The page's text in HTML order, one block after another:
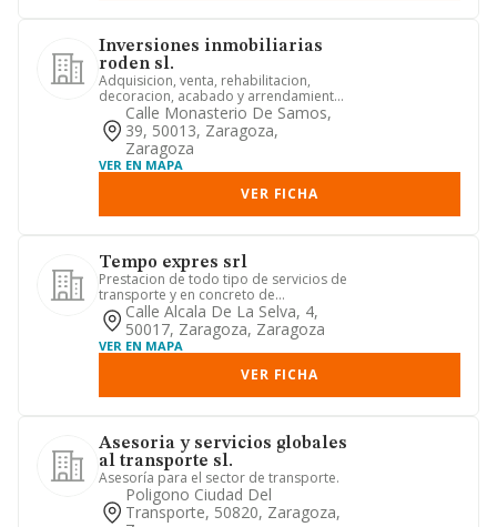
Inversiones inmobiliarias
roden sl.
Adquisicion, venta, rehabilitacion,
decoracion, acabado y arrendamiento
no financiero y explotacion...
Calle Monasterio De Samos,
39, 50013, Zaragoza,
Zaragoza
VER EN MAPA
VER FICHA
Tempo expres srl
Prestacion de todo tipo de servicios de
transporte y en concreto de
mercancias por carretera, servi...
Calle Alcala De La Selva, 4,
50017, Zaragoza, Zaragoza
VER EN MAPA
VER FICHA
Asesoria y servicios globales
al transporte sl.
Asesoría para el sector de transporte.
Poligono Ciudad Del
Transporte, 50820, Zaragoza,